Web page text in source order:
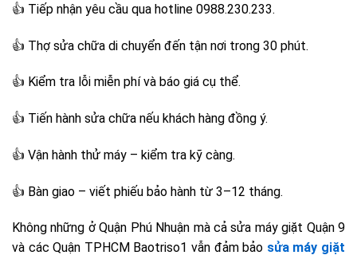
👍 Tiếp nhận yêu cầu qua hotline 0988.230.233.
👍 Thợ sửa chữa di chuyển đến tận nơi trong 30 phút.
👍 Kiểm tra lỗi miễn phí và báo giá cụ thể.
👍 Tiến hành sửa chữa nếu khách hàng đồng ý.
👍 Vận hành thử máy – kiểm tra kỹ càng.
👍 Bàn giao – viết phiếu bảo hành từ 3–12 tháng.
Không những ở Quận Phú Nhuận mà cả sửa máy giặt Quận 9
và các Quận TPHCM Baotriso1 vẫn đảm bảo sửa máy giặt